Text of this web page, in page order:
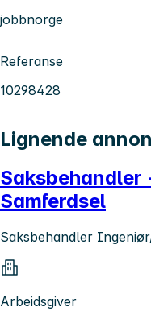
jobbnorge
Referanse
10298428
Lignende
Samferdsel
Saksbehandler
Arbeidsgiver